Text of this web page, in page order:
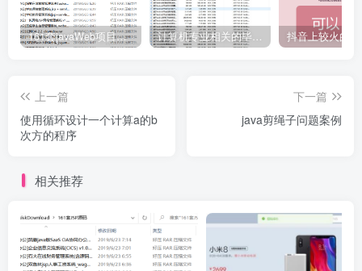
161套javaWeb项目源码免费分享 计算机专业相关的毕业设计论文合集免费下载
上一篇
使用循环设计一个计算a的b
次方的程序
下一篇
java剪绳子问题案例
相关推荐